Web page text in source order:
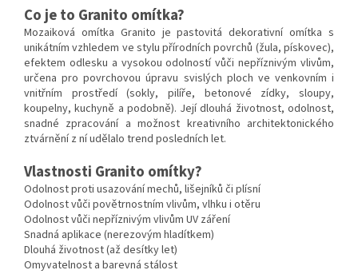
Co je to Granito omítka?
Mozaiková omítka Granito je pastovitá dekorativní omítka s
unikátním vzhledem ve stylu přírodních povrchů (žula, pískovec),
efektem odlesku a vysokou odolností vůči nepříznivým vlivům,
určena pro povrchovou úpravu svislých ploch ve venkovním i
vnitřním prostředí (sokly, pilíře, betonové zídky, sloupy,
koupelny, kuchyně a podobně). Její dlouhá životnost, odolnost,
snadné zpracování a možnost kreativního architektonického
ztvárnění z ní udělalo trend posledních let.
Vlastnosti Granito omítky?
Odolnost proti usazování mechů, lišejníků či plísní
Odolnost vůči povětrnostním vlivům, vlhku i otěru
Odolnost vůči nepříznivým vlivům UV záření
Snadná aplikace (nerezovým hladítkem)
Dlouhá životnost (až desítky let)
Omyvatelnost a barevná stálost